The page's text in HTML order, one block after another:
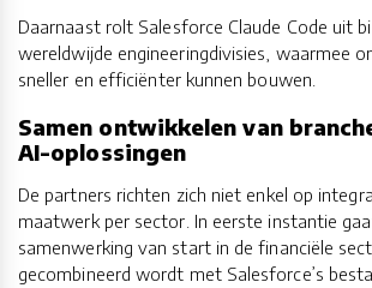
Daarnaast rolt Salesforce Claude Code uit
wereldwijde engineeringdivisies, waarmee
sneller en efficiënter kunnen bouwen.
Samen ontwikkelen van
AI-oplossingen
De partners richten zich niet enkel op
maatwerk per sector. In eerste instantie
samenwerking van start in de financiële
gecombineerd wordt met Salesforce’s